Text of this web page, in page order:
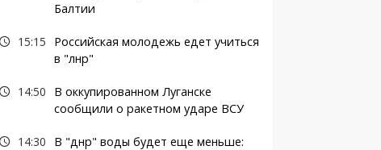
Балтии
15:15
Российская молодежь едет учиться
в "лнр"
14:50
В оккупированном Луганске
сообщили о ракетном ударе ВСУ
14:30
В "днр" воды будет еще меньше: